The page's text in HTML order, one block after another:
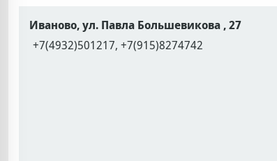
Иваново, ул. Павла Большевикова , 27
+7(4932)501217, +7(915)8274742